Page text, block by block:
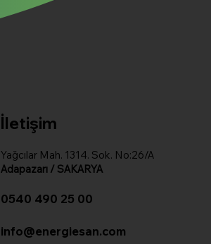
İletişim
Yağcılar Mah. 1314. Sok. No:26/A
Adapazarı / SAKARYA
0540 490 25 00
info@energiesan.com